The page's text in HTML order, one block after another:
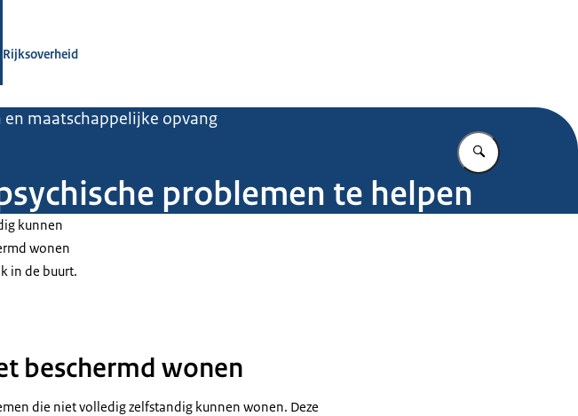
Rijksoverheid
en maatschappelijke opvang
Vul in wat u
problemen te helpen
kunnen
wonen
in de buurt.
beschermd wonen
die niet volledig zelfstandig kunnen wonen. Deze